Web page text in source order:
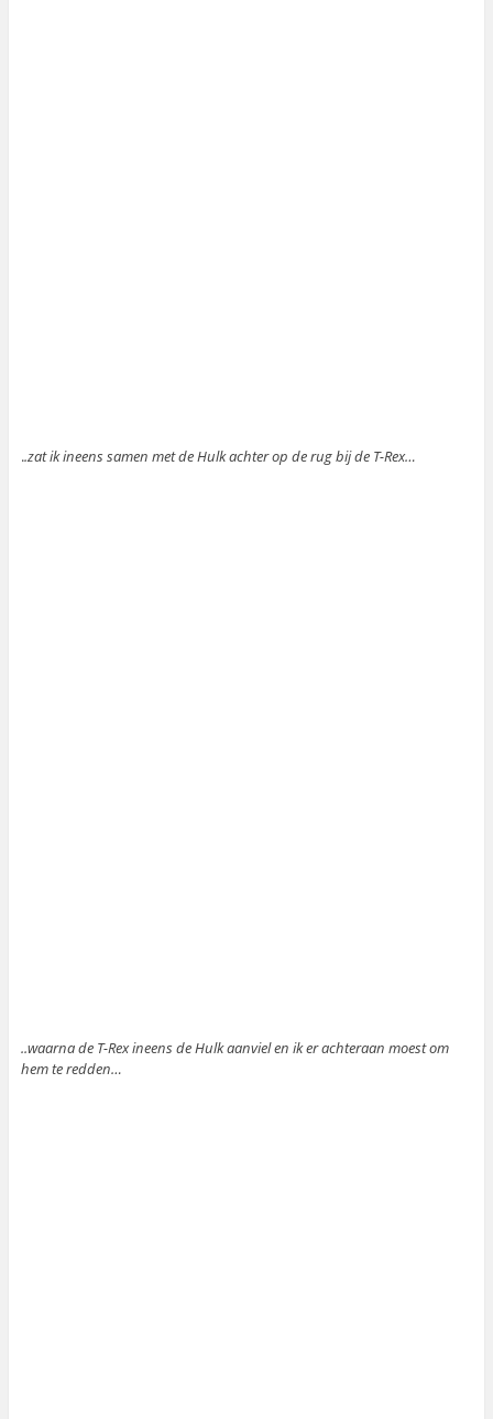
..zat ik ineens samen met de Hulk achter op de rug bij de T-Rex…
..waarna de T-Rex ineens de Hulk aanviel en ik er achteraan moest om
hem te redden…